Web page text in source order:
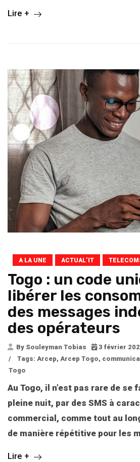
Lire +
A LA UNE ACTUAL’IT
Togo : un code
libérer les
des messages
des opérateurs
By Souleyman Tobias
3 février
/
Tags: Arcep, Arcep Togo,
Togo
Au Togo, il n’est pas rare de se
pleine nuit, par des SMS à
commercial, comme tout au
de manière répétitive pour les
Lire +